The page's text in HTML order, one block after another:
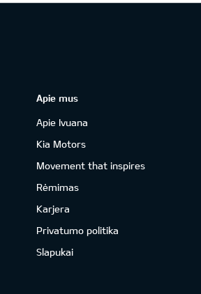
Apie mus
Apie Ivuana
Kia Motors
Movement that inspires
Rėmimas
Karjera
Privatumo politika
Slapukai